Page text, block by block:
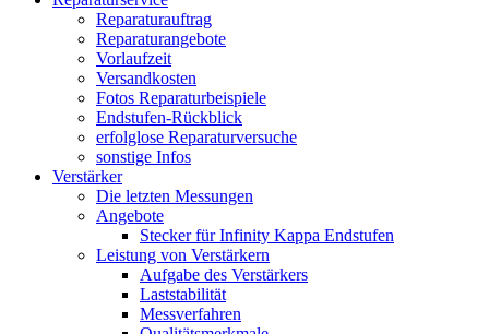
Reparaturauftrag
Reparaturangebote
Vorlaufzeit
Versandkosten
Fotos Reparaturbeispiele
Endstufen-Rückblick
erfolglose Reparaturversuche
sonstige Infos
Verstärker
Die letzten Messungen
Angebote
Stecker für Infinity Kappa Endstufen
Leistung von Verstärkern
Aufgabe des Verstärkers
Laststabilität
Messverfahren